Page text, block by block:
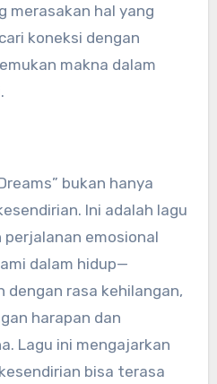
merasakan hal yang
koneksi dengan
makna dalam
bukan hanya
Ini adalah lagu
emosional
dalam hidup—
dengan rasa kehilangan,
harapan dan
Lagu ini mengajarkan
bisa terasa